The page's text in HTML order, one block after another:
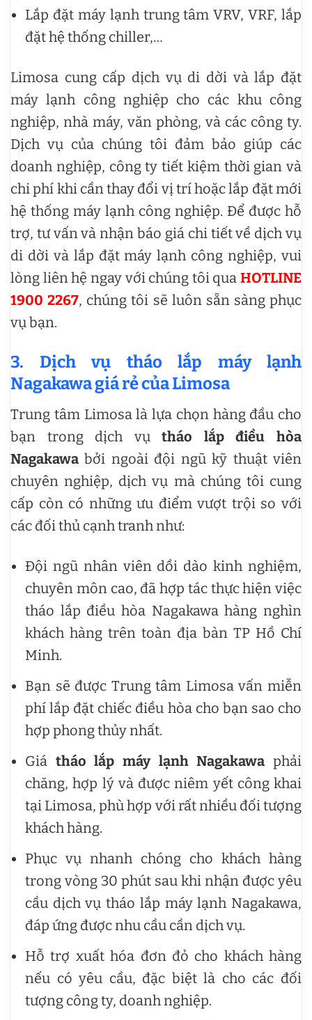
Lắp đặt máy lạnh trung tâm VRV, VRF, lắp
đặt hệ thống chiller,…
Limosa cung cấp dịch vụ di dời và lắp đặt
máy lạnh công nghiệp cho các khu công
nghiệp, nhà máy, văn phòng, và các công ty.
Dịch vụ của chúng tôi đảm bảo giúp các
doanh nghiệp, công ty tiết kiệm thời gian và
chi phí khi cần thay đổi vị trí hoặc lắp đặt mới
hệ thống máy lạnh công nghiệp. Để được hỗ
trợ, tư vấn và nhận báo giá chi tiết về dịch vụ
di dời và lắp đặt máy lạnh công nghiệp, vui
lòng liên hệ ngay với chúng tôi qua HOTLINE
1900 2267, chúng tôi sẽ luôn sẵn sàng phục
vụ bạn.
3. Dịch vụ tháo lắp máy lạnh
Nagakawa giá rẻ của Limosa
Trung tâm Limosa là lựa chọn hàng đầu cho
bạn trong dịch vụtháo lắp điều hòa
Nagakawa bởi ngoài đội ngũ kỹ thuật viên
chuyên nghiệp, dịch vụ mà chúng tôi cung
cấp còn có những ưu điểm vượt trội so với
các đối thủ cạnh tranh như:
Đội ngũ nhân viên dồi dào kinh nghiệm,
chuyên môn cao, đã hợp tác thực hiện việc
tháo lắp điều hòa Nagakawa hàng nghìn
khách hàng trên toàn địa bàn TP Hồ Chí
Minh.
Bạn sẽ được Trung tâm Limosa vấn miễn
phí lắp đặt chiếc điều hòa cho bạn sao cho
hợp phong thủy nhất.
Giá tháo lắp máy lạnh Nagakawa phải
chăng, hợp lý và được niêm yết công khai
tại Limosa, phù hợp với rất nhiều đối tượng
khách hàng.
Phục vụ nhanh chóng cho khách hàng
trong vòng 30 phút sau khi nhận được yêu
cầu dịch vụ tháo lắp máy lạnh Nagakawa,
đáp ứng được nhu cầu cần dịch vụ.
Hỗ trợ xuất hóa đơn đỏ cho khách hàng
nếu có yêu cầu, đặc biệt là cho các đối
tượng công ty, doanh nghiệp.